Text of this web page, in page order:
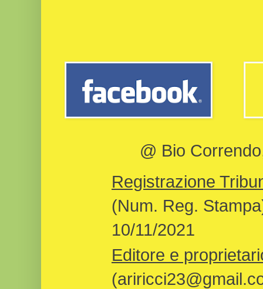
@ Bio
Registrazione
(Num. Reg.
10/11/2021
Editore e